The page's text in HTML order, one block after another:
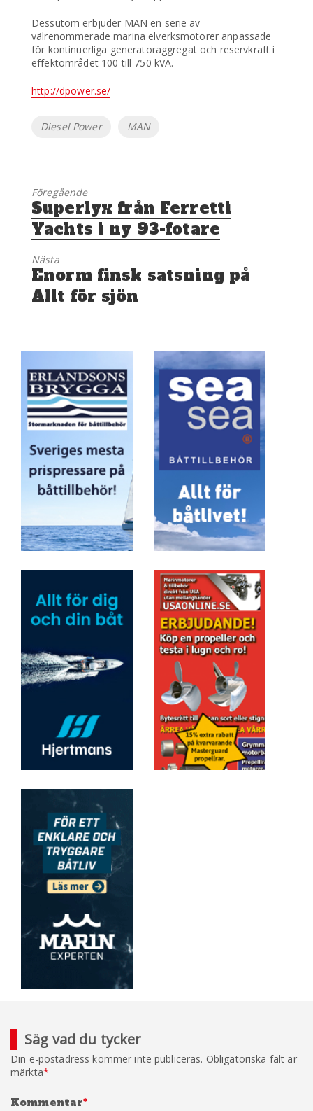
Dessutom erbjuder MAN en serie av
välrenommerade marina elverksmotorer anpassade
för kontinuerliga generatoraggregat och reservkraft i
effektområdet 100 till 750 kVA.
http://dpower.se/
Etiketter
Diesel Power MAN
Föregående
Föregående
inlägg:
Superlyx från Ferretti
Yachts i ny 93-fotare
Nästa
Nästa
inlägg:
Enorm finsk satsning på
Allt för sjön
Säg vad du tycker
Din e-postadress kommer inte publiceras. Obligatoriska fält är
märkta*
Kommentar*